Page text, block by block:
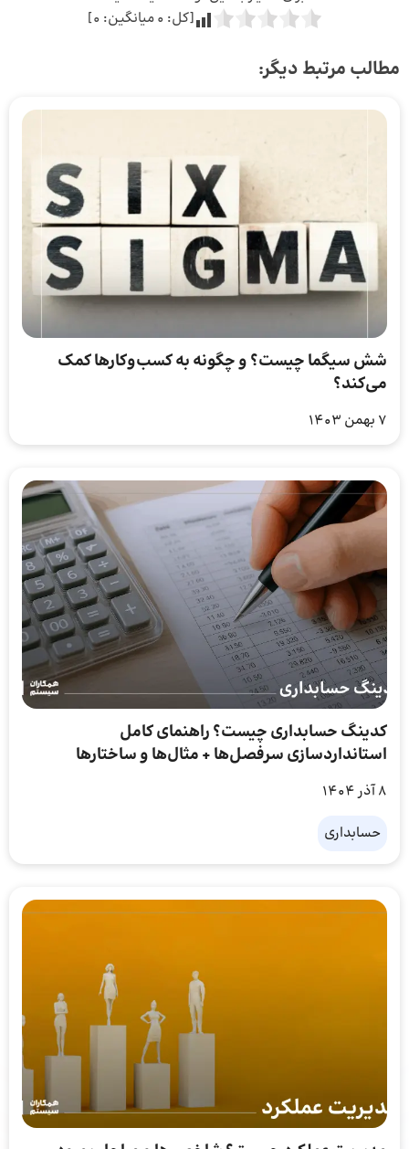
[کل: 0میانگین: 0
]
مطالب مرتبط دیگر:
شش سیگما چیست؟ و چگونه به کسب‌وکارها کمک
می‌کند؟
7 بهمن 1403
کدینگ حسابداری چیست؟ راهنمای کامل
استانداردسازی سرفصل‌ها + مثال‌ها و ساختارها
8 آذر 1404
حسابداری